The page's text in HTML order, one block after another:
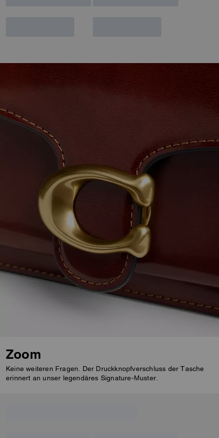
Zoom
Keine weiteren Fragen. Der Druckknopfverschluss der Tasche
erinnert an unser legendäres Signature-Muster.